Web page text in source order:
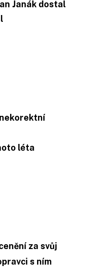
Janák dostal
léta
za svůj
s ním